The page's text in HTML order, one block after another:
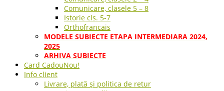
Comunicare, clasele 5 – 8
Istorie cls. 5-7
Orthofrancais
MODELE SUBIECTE ETAPA INTERMEDIARA 2024,
2025
ARHIVA SUBIECTE
Card CadouNou!
Info client
Livrare, plată și politica de retur